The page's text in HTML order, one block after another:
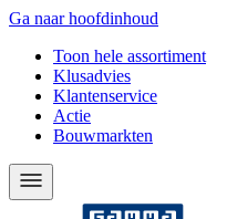
Ga naar hoofdinhoud
Toon hele assortiment
Klusadvies
Klantenservice
Actie
Bouwmarkten